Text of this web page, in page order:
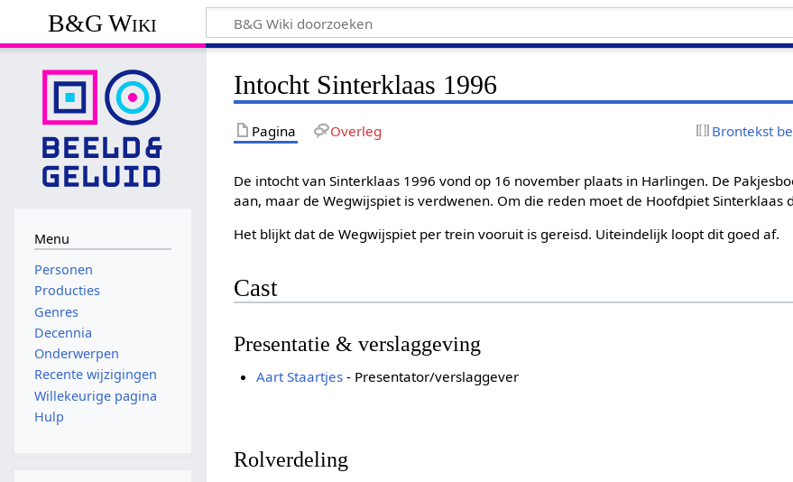
B&G Wiki
Intocht Sinterklaas 1996
Pagina Overleg Brontekst
De intocht van Sinterklaas 1996 vond op 16 november plaats in Harlingen. De
aan, maar de Wegwijspiet is verdwenen. Om die reden moet de Hoofdpiet Sinterklaas
Het blijkt dat de Wegwijspiet per trein vooruit is gereisd. Uiteindelijk loopt dit goed af.
Cast
Presentatie & verslaggeving
Aart Staartjes- Presentator/verslaggever
Rolverdeling
Menu
Personen
Producties
Genres
Decennia
Onderwerpen
Recente wijzigingen
Willekeurige pagina
Hulp